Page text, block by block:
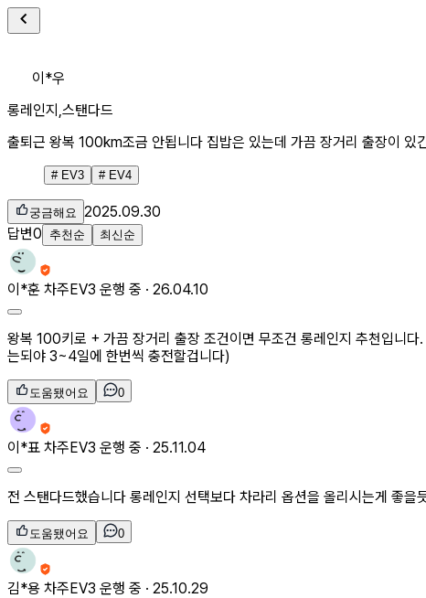
이*우
롱레인지,스탠다드
출퇴근 왕복 100km조금 안됩니다 집밥은 있는데 가끔 장거리 출장이
# EV3 # EV4
궁금해요 2025.09.30
답변0 추천순 최신순
이*훈 차주EV3 운행 중 · 26.04.10
왕복 100키로 + 가끔 장거리 출장 조건이면 무조건 롱레인지 추천입니
는되야 3~4일에 한번씩 충전할겁니다)
도움됐어요 0
이*표 차주EV3 운행 중 · 25.11.04
전 스탠다드했습니다 롱레인지 선택보다 차라리 옵션을 올리시는게 좋을
도움됐어요 0
김*용 차주EV3 운행 중 · 25.10.29